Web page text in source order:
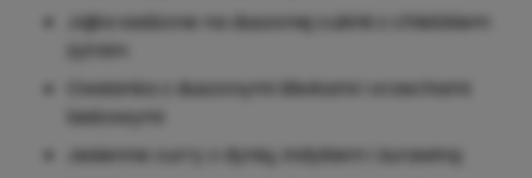
Jajka sadzone na duszonej cukinii z chlebkiem
żytnim
Owsianka z duszonymi śliwkami i orzechami
laskowymi
Jesienne curry z dynią, indykiem i żurawiną